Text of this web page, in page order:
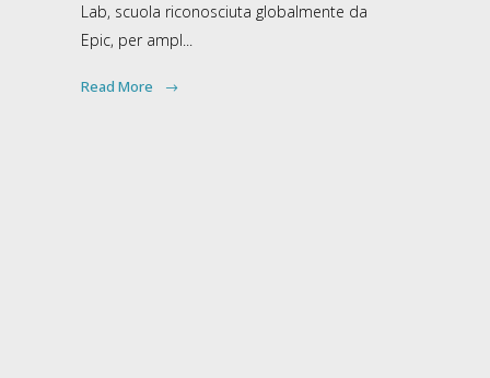
Lab, scuola riconosciuta globalmente da
Epic, per ampl...
Read More